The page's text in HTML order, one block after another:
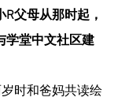
父母从那时起，
学堂中文社区建
时和爸妈共读绘